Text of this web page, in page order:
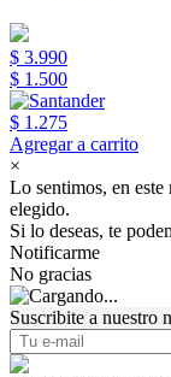
$ 3.990
$ 1.500
$ 1.275
Agregar a carrito
×
Lo sentimos, en
elegido.
Si lo deseas, te
Notificarme
No gracias
Suscribite a nuestro